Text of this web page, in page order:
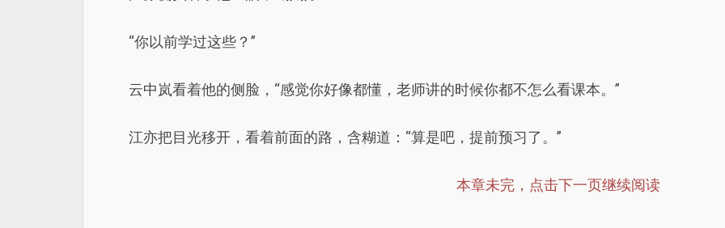
“你以前学过这些？”
云中岚看着他的侧脸，“感觉你好像都懂，老师讲的时候你都不怎么看课本。”
江亦把目光移开，看着前面的路，含糊道：“算是吧，提前预习了。”
本章未完，点击下一页继续阅读